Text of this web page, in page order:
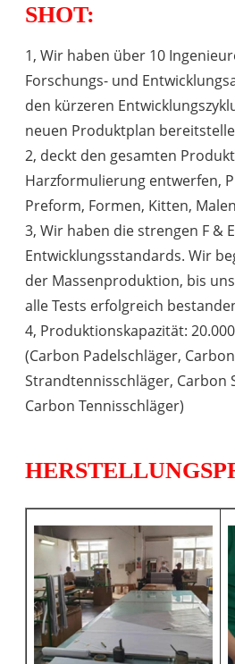
SHOT:
1, Wir haben über 10
Forschungs- und
den kürzeren
neuen Produktplan
2, deckt den gesamten
Harzformulierung entwerfen,
Preform, Formen, Kitten,
3, Wir haben die strengen F &
Entwicklungsstandards. Wir
der Massenproduktion, bis
alle Tests erfolgreich
4, Produktionskapazität:
(Carbon Padelschläger, Carbon
Strandtennisschläger, Carbon
Carbon Tennisschläger)